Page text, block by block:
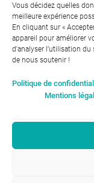
Vous décidez quelles
meilleure expérience
En cliquant sur «
appareil pour améliorer
d'analyser l’utilisation
de nous soutenir !
Politique de
Mentions
femmes : 94
RGPD-